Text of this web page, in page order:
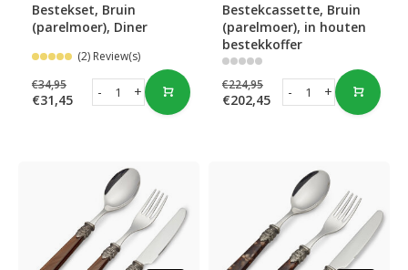
Bestekset, Bruin
(parelmoer), Diner
(2) Review(s)
€34,95
€31,45 +
-
Bestekcassette, Bruin
(parelmoer), in houten
bestekkoffer
€224,95
€202,45 +
-